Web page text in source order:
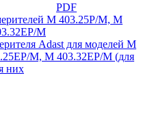
PDF
M 403.25P/M, M
M
Adast для моделей M
M, M 403.32EP/M (для
них